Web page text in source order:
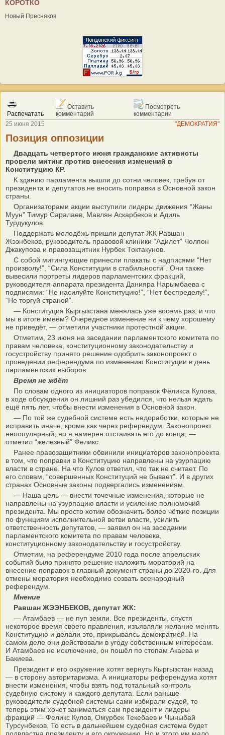
КОРОТКО
Новый Пресняков
Распечатать
Оставить
комментарий
Посмотреть
комментарии
25 июня 2015
"ДЕМОКРАТИЯ"
Позиция оппозиции
Двадцать четвертого июня гражданские активисты
провели митинг против внесения изменений в
Конституцию КР.
К зданию парламента вышли до сотни человек, требуя от
президента и депутатов не вносить поправки в Основной закон
страны.
Организаторами акции выступили лидеры движения “Жаны
Муун” Тимур Саралаев, Мавлян Аскарбеков и Адиль
Турдукулов.
Поддержать молодёжь пришли депутат ЖК Равшан
Жээнбеков, руководитель правовой клиники “Адилет” Чолпон
Джакупова и правозащитник Нурбек Токтакунов.
С собой митингующие принесли плакаты с надписями “Нет
произволу!”, “Сила Конституции в стабильности”. Они также
вывесили портреты лидеров парламентских фракций,
руководителя аппарата президента Данияра Нарымбаева с
подписями: “Не насилуйте Конституцию!”, “Нет беспределу!”,
“Не торгуй страной”.
— Конституция Кыргызстана менялась уже восемь раз, и что
мы в итоге имеем? Очередное изменение ни к чему хорошему
не приведёт, — отметили участники протестной акции.
Отметим, 23 июня на заседании парламентского комитета по
правам человека, конституционному законодательству и
госустройству принято решение одобрить законопроект о
проведении референдума по изменению Конституции в день
парламентских выборов.
Время не ждёт
По словам одного из инициаторов поправок Феликса Кулова,
в ходе обсуждения он лишний раз убедился, что нельзя ждать
ещё пять лет, чтобы внести изменения в Основной закон.
— По той же судебной системе есть недоработки, которые не
исправить иначе, кроме как через референдум. Законопроект
непопулярный, но я намерен отстаивать его до конца, —
отметил “железный” Феликс.
Ранее правозащитники обвинили инициаторов законопроекта
в том, что поправки в Конституцию направлены на узурпацию
власти в стране. На что Кулов ответил, что так не считает. По
его словам, “совершенных Конституций не бывает”. И в других
странах Основные законы подвергались изменениям.
— Наша цель — внести точечные изменения, которые не
направлены на узурпацию власти и усиление полномочий
президента. Мы просто хотим обозначить более чёткие позиции
по функциям исполнительной ветви власти, усилить
ответственность депутатов, — заявил он на заседании
парламентского комитета по правам человека,
конституционному законодательству и госустройству.
Отметим, на референдуме 2010 года после апрельских
событий было принято решение наложить мораторий на
внесение поправок в главный документ страны до 2020-го. Для
отмены моратория необходимо созвать всенародный
референдум.
Мнение
Равшан ЖЭЭНБЕКОВ, депутат ЖК:
— Атамбаев — не пуп земли. Все президенты, спустя
некоторое время своего правления, изъявляли желание менять
Конституцию и делали это, прикрываясь демократией. На
самом деле они действовали в угоду собственным интересам.
И Атамбаев не исключение, он пошёл по стопам Акаева и
Бакиева.
Президент и его окружение хотят вернуть Кыргызстан назад
— в сторону авторитаризма. А инициаторы референдума хотят
внести изменения, чтобы взять под тотальный контроль
судебную систему и каждого депутата. Если раньше
руководители судебной системы сами избирали судей, то
теперь этим хочет заниматься сам президент и лидеры
фракций — Феликс Кулов, Омурбек Текебаев и Чыныбай
Турсунбеков. То есть в дальнейшем судебная система будет